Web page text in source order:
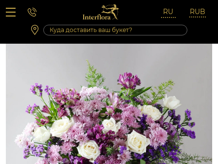
Вопросы-ответы
Сб 10:00 ‐ 14:00
Выходные и праздничные дни